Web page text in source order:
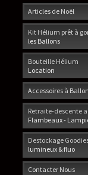
Articles de Noël
Kit Hélium prêt à
les Ballons
Bouteille Hélium
Location
Accessoires à
Retraite-descente
Flambeaux -
Destockage
lumineux & fluo
Contacter Nous